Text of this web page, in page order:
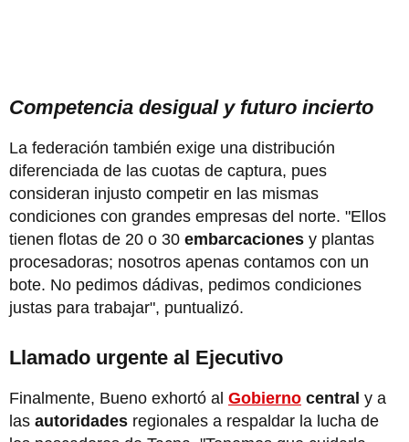
Competencia desigual y futuro incierto
La federación también exige una distribución
diferenciada de las cuotas de captura, pues
consideran injusto competir en las mismas
condiciones con grandes empresas del norte. "Ellos
tienen flotas de 20 o 30 embarcaciones y plantas
procesadoras; nosotros apenas contamos con un
bote. No pedimos dádivas, pedimos condiciones
justas para trabajar", puntualizó.
Llamado urgente al Ejecutivo
Finalmente, Bueno exhortó al Gobierno central y a
las autoridades regionales a respaldar la lucha de